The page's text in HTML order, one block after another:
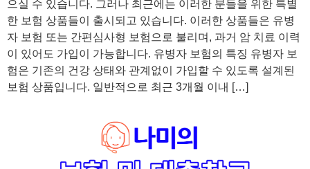
으실 수 있습니다. 그러나 최근에는 이러한 분들을 위한 특별
한 보험 상품들이 출시되고 있습니다. 이러한 상품들은 유병
자 보험 또는 간편심사형 보험으로 불리며, 과거 암 치료 이력
이 있어도 가입이 가능합니다. 유병자 보험의 특징 유병자 보
험은 기존의 건강 상태와 관계없이 가입할 수 있도록 설계된
보험 상품입니다. 일반적으로 최근 3개월 이내 […]